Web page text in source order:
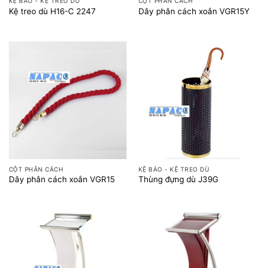
Kệ treo dù H16-C 2247 Dây phân cách xoắn VGR15Y
CỘT PHÂN CÁCH
Dây phân cách xoắn VGR15
KỆ BÁO - KỆ TREO DÙ
Thùng đựng dù J39G